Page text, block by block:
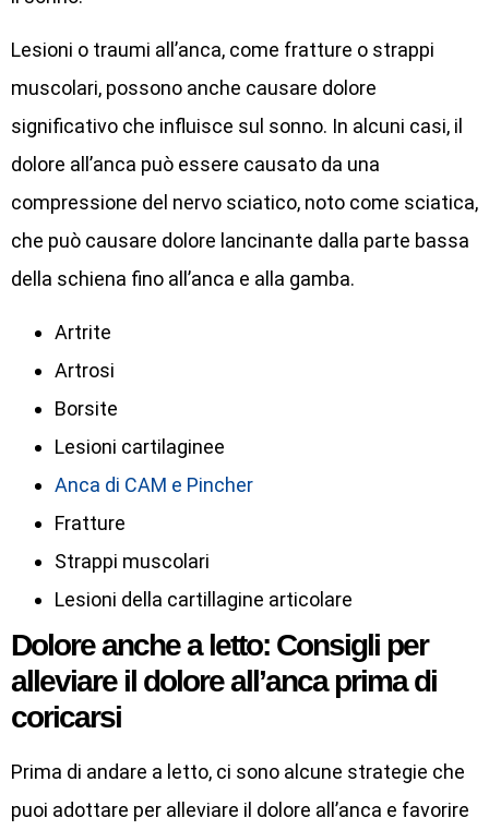
Lesioni o traumi all’anca, come fratture o strappi
muscolari, possono anche causare dolore
significativo che influisce sul sonno. In alcuni casi, il
dolore all’anca può essere causato da una
compressione del nervo sciatico, noto come sciatica,
che può causare dolore lancinante dalla parte bassa
della schiena fino all’anca e alla gamba.
Artrite
Artrosi
Borsite
Lesioni cartilaginee
Anca di CAM e Pincher
Fratture
Strappi muscolari
Lesioni della cartillagine articolare
Dolore anche a letto: Consigli per
alleviare il dolore all’anca prima di
coricarsi
Prima di andare a letto, ci sono alcune strategie che
puoi adottare per alleviare il dolore all’anca e favorire